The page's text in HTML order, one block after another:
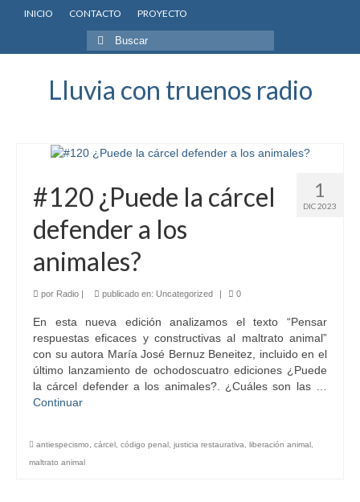
INICIO CONTACTO PROYECTO
Buscar
por:
Lluvia con truenos radio
1
DIC 2023
#120 ¿Puede la cárcel
defender a los
animales?
por Radio publicado en: Uncategorized 0
En esta nueva edición analizamos el texto “Pensar
respuestas eficaces y constructivas al maltrato animal”
con su autora María José Bernuz Beneitez, incluido en el
último lanzamiento de ochodoscuatro ediciones ¿Puede
la cárcel defender a los animales?. ¿Cuáles son las …
Continuar
antiespecismo, cárcel, código penal, justicia restaurativa, liberación animal,
maltrato animal